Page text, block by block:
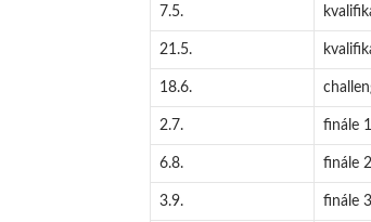
7.5.
21.5.
18.6.
2.7. finále 1
6.8. finále 2
3.9. finále 3